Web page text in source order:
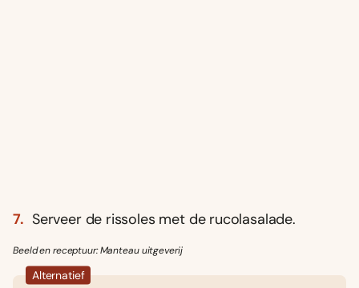
Serveer de rissoles met de rucolasalade.
Beeld en receptuur: Manteau uitgeverij
Alternatief